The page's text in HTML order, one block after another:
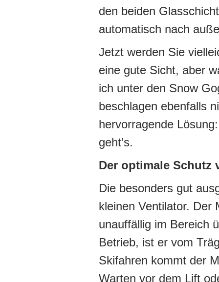
den beiden
automatisch nach
Jetzt werden Sie
eine gute Sicht, aber
ich unter den Snow
beschlagen ebenfalls
hervorragende
geht’s.
Der optimale Schutz
Die besonders gut
kleinen Ventilator. Der
unauffällig im Bereich
Betrieb, ist er vom
Skifahren kommt der
Warten vor dem Lift